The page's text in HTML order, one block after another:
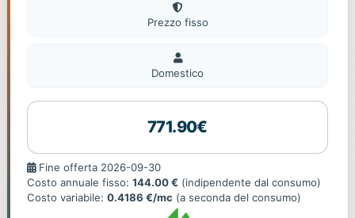
Prezzo fisso
Domestico
Domestico
771.90€
Fine
offerta
Fine offerta 2026-09-30
Costo annuale fisso: 144.00 € (indipendente dal consumo)
Costo variabile: 0.4186 €/mc (a seconda del consumo)